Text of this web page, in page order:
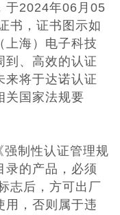
于2024年06月05
书，证书图示如
上海）电子科技
到、高效的认证
来将于达诺认证
关国家法规要
制性认证管理规
录的产品，必须
志后，方可出厂
用，否则属于违